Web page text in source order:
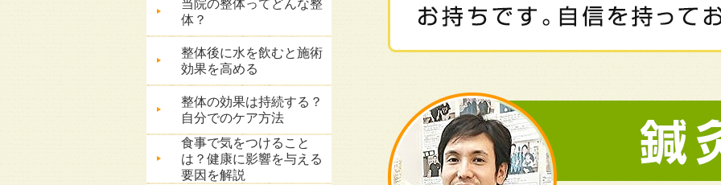
当院の整体ってどんな整
体？
整体後に水を飲むと施術
効果を高める
整体の効果は持続する？
自分でのケア方法
食事で気をつけること
は？健康に影響を与える
要因を解説